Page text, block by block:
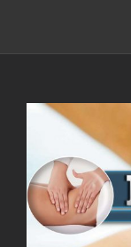
Ver
imagen
grande